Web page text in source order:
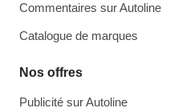
Commentaires sur Autoline
Catalogue de marques
Nos offres
Publicité sur Autoline